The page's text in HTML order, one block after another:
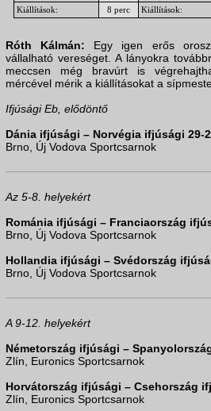
Kiállítások: 8 perc Kiállítások:
Róth Kálmán: Egy igen erős orosz
vállalható vereséget. A lányokra
meccsen még bravúrt is
mércével mérik a kiállításokat a
Ifjúsági Eb, elődöntő
Dánia ifjúsági – Norvégia ifjúsági 29-
Brno, Új Vodova Sportcsarnok
Az 5-8. helyekért
Románia ifjúsági – Franciaország
Brno, Új Vodova Sportcsarnok
Hollandia ifjúsági – Svédország
Brno, Új Vodova Sportcsarnok
A 9-12. helyekért
Németország ifjúsági –
Zlín, Euronics Sportcsarnok
Horvátország ifjúsági – Csehország
Zlín, Euronics Sportcsarnok